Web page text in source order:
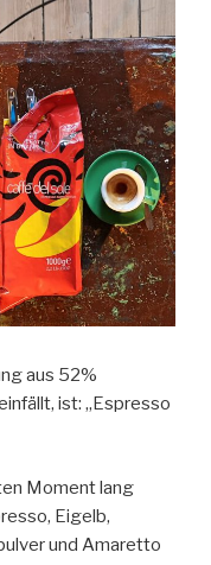
aus 52%
ist: „Espresso
Moment lang
Eigelb,
und Amaretto